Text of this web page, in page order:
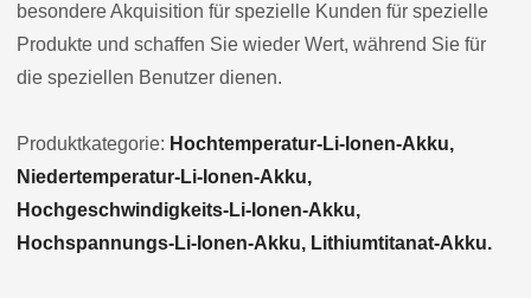
besondere Akquisition für spezielle Kunden für spezielle
Produkte und schaffen Sie wieder Wert, während Sie für
die speziellen Benutzer dienen.
Produktkategorie: Hochtemperatur-Li-Ionen-Akku,
Niedertemperatur-Li-Ionen-Akku,
Hochgeschwindigkeits-Li-Ionen-Akku,
Hochspannungs-Li-Ionen-Akku, Lithiumtitanat-Akku.